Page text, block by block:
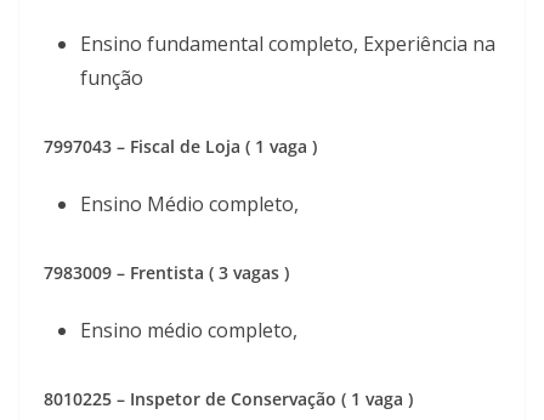
Ensino fundamental completo, Experiência na
função
7997043 – Fiscal de Loja ( 1 vaga )
Ensino Médio completo,
7983009 – Frentista ( 3 vagas )
Ensino médio completo,
8010225 – Inspetor de Conservação ( 1 vaga )